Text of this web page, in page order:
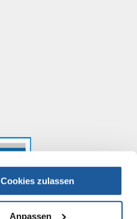
Cookies zulassen
Anpassen